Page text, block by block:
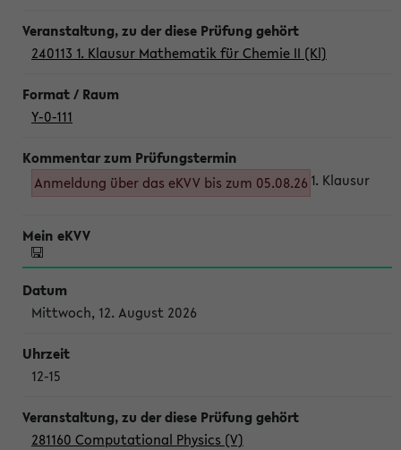
240113 1. Klausur Mathematik für Chemie II (Kl)
Y-0-111
Anmeldung über das eKVV bis zum 05.08.26 1. Klausur
Mittwoch, 12. August 2026
12-15
281160 Computational Physics (V)